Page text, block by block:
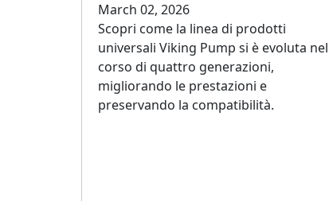
March 02, 2026
Scopri come la linea di prodotti
universali Viking Pump si è evoluta nel
corso di quattro generazioni,
migliorando le prestazioni e
preservando la compatibilità.